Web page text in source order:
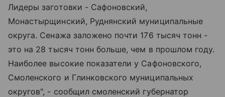
Лидеры заготовки - Сафоновский,
Монастырщинский, Руднянский муниципальные
округа. Сенажа заложено почти 176 тысяч тонн -
это на 28 тысяч тонн больше, чем в прошлом году.
Наиболее высокие показатели у Сафоновского,
Смоленского и Глинковского муниципальных
округов", - сообщил смоленский губернатор